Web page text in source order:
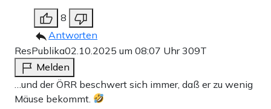
8
Antworten
ResPublika02.10.2025 um 08:07 Uhr309T
Melden
…und der ÖRR beschwert sich immer, daß er zu wenig
Mäuse bekommt.